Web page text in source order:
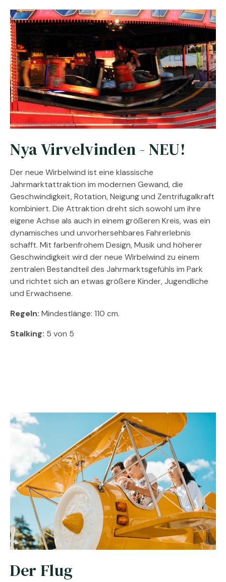
Nya Virvelvinden - NEU!
Der neue Wirbelwind ist eine klassische
Jahrmarktattraktion im modernen Gewand, die
Geschwindigkeit, Rotation, Neigung und Zentrifugalkraft
kombiniert. Die Attraktion dreht sich sowohl um ihre
eigene Achse als auch in einem größeren Kreis, was ein
dynamisches und unvorhersehbares Fahrerlebnis
schafft. Mit farbenfrohem Design, Musik und höherer
Geschwindigkeit wird der neue Wirbelwind zu einem
zentralen Bestandteil des Jahrmarktsgefühls im Park
und richtet sich an etwas größere Kinder, Jugendliche
und Erwachsene.
Regeln: Mindestlänge: 110 cm.
Stalking: 5 von 5
Der Flug